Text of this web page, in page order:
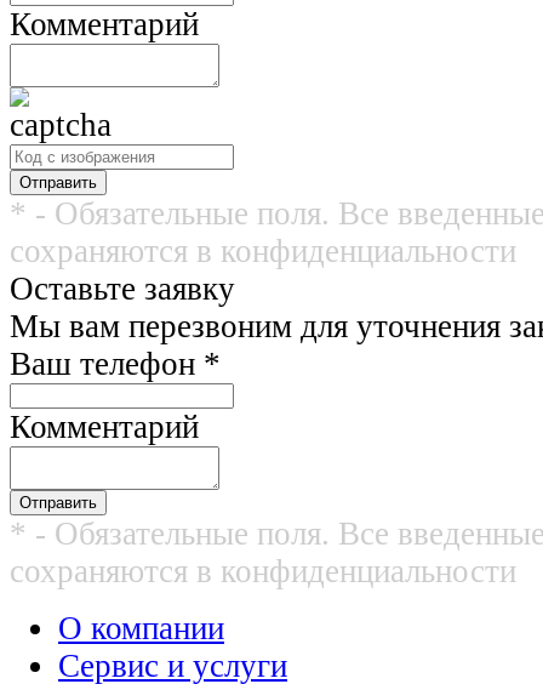
Комментарий
* - Обязательные поля. Все
сохраняются в конфиденциальности
Оставьте заявку
Мы вам перезвоним для уточнения
Ваш телефон *
Комментарий
* - Обязательные поля. Все
сохраняются в конфиденциальности
О компании
Сервис и услуги